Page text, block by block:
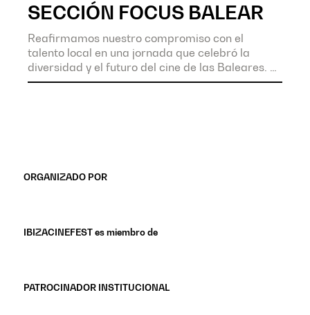
SECCIÓN FOCUS BALEAR
Reafirmamos nuestro compromiso con el
talento local en una jornada que celebró la
diversidad y el futuro del cine de las Baleares.
ORGANIZADO POR
IBIZACINEFEST es miembro de
PATROCINADOR INSTITUCIONAL